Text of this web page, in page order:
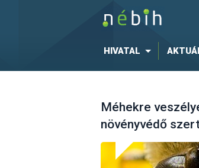
HIVATAL
Méhekre
növényvédő